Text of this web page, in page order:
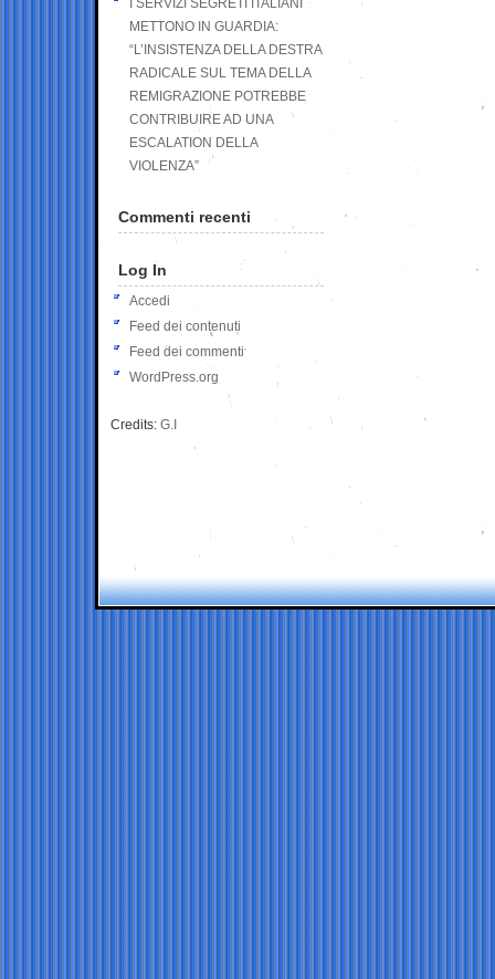
I SERVIZI SEGRETI ITALIANI
METTONO IN GUARDIA:
“L’INSISTENZA DELLA DESTRA
RADICALE SUL TEMA DELLA
REMIGRAZIONE POTREBBE
CONTRIBUIRE AD UNA
ESCALATION DELLA
VIOLENZA”
Commenti recenti
Log In
Accedi
Feed dei contenuti
Feed dei commenti
WordPress.org
Credits: G.I